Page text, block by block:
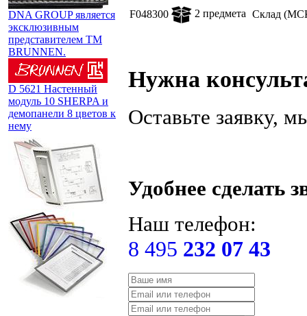
DNA GROUP является
эксклюзивным
представителем TM
BRUNNEN.
D 5621 Настенный
модуль 10 SHERPA и
демопанели 8 цветов к
нему
F048300
2 предмета Склад
Нужна
Оставьте заявку,
Удобнее сделать
Наш телефон:
8 495 232 07 43